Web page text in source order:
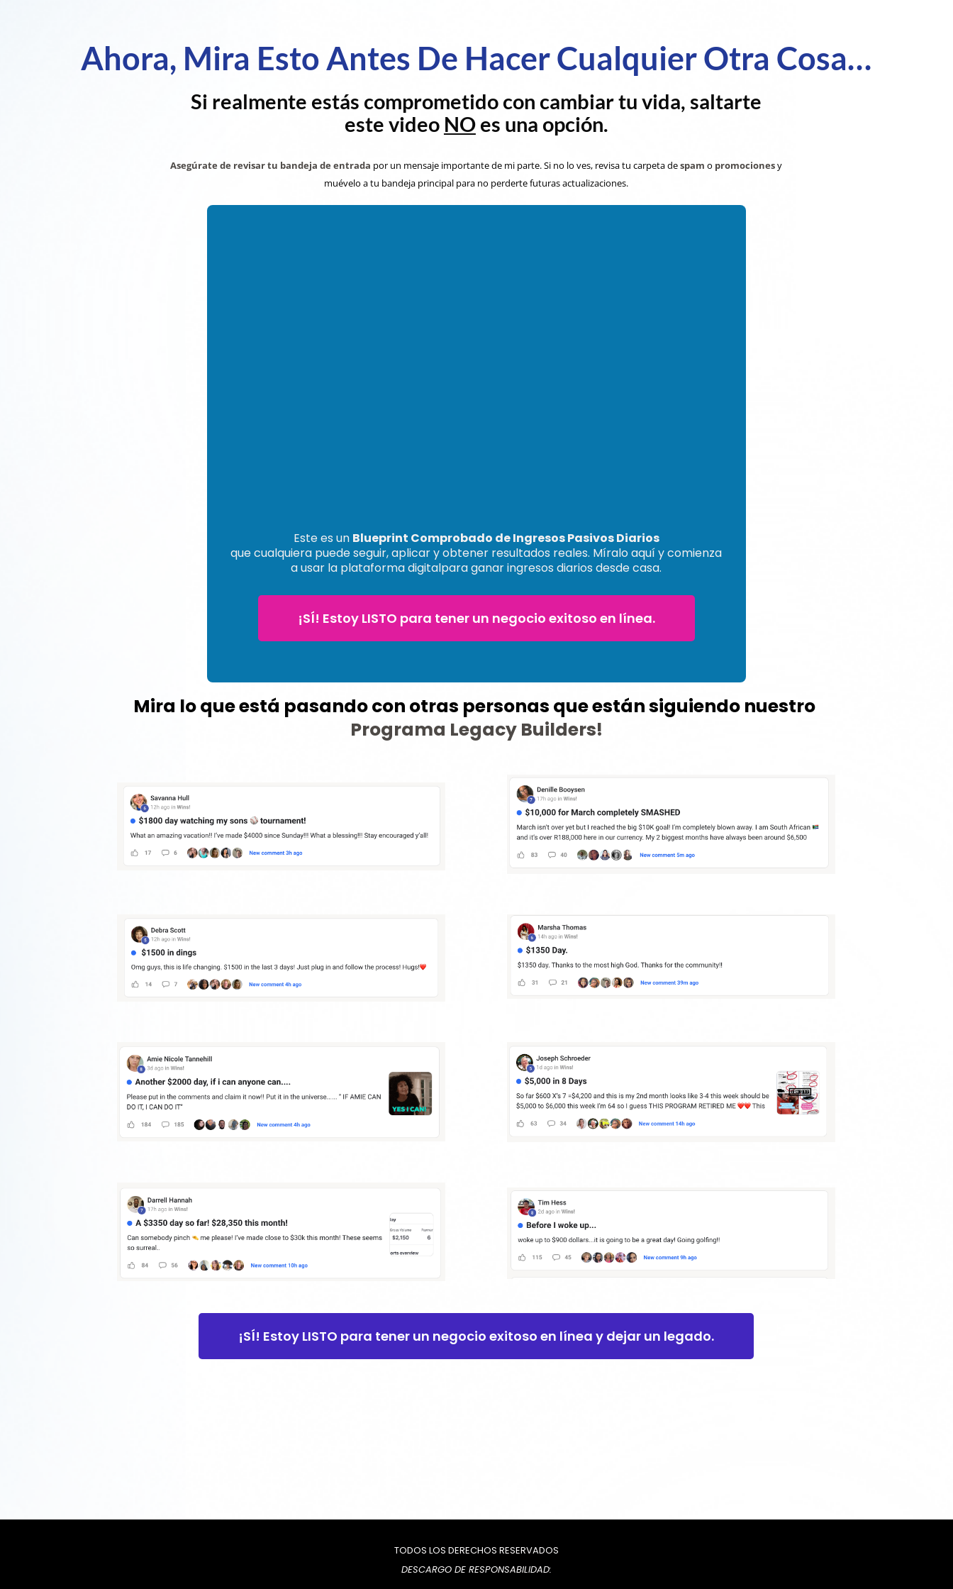
Ahora, Mira Esto Antes De Hacer Cualquier Otra Cosa…
Si realmente estás comprometido con cambiar tu vida, saltarte
este video NOes una opción.
Asegúrate de revisar tu bandeja de entrada por un mensaje importante de mi parte. Si no lo ves, revisa tu carpeta despam o promocionesy
muévelo a tu bandeja principal para no perderte futuras actualizaciones.
Este es un Blueprint Comprobado de Ingresos Pasivos Diarios
que cualquiera puede seguir, aplicar y obtener resultados reales. Míralo aquí y comienza
a usar la plataforma digitalpara ganar ingresos diarios desde casa.
¡SÍ! Estoy LISTO para tener un negocio exitoso en línea.
Mira lo que está pasando con otras personas que están siguiendo nuestro
Programa Legacy Builders!
¡SÍ! Estoy LISTO para tener un negocio exitoso en línea y dejar un legado.
TODOS LOS DERECHOS RESERVADOS
DESCARGO DE RESPONSABILIDAD: